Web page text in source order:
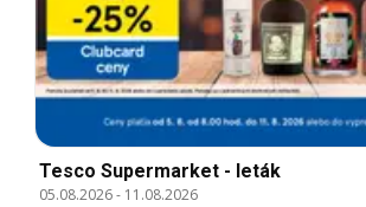
Tesco Supermarket - leták
05.08.2026- 11.08.2026